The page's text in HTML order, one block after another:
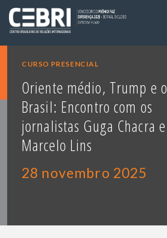
CURSO PRESENCIAL
Oriente médio, Trump e o
Brasil: Encontro com os
jornalistas Guga Chacra e
Marcelo Lins
28 novembro 2025